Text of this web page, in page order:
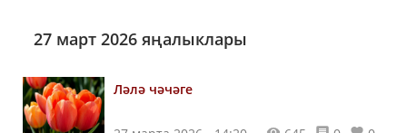
27 март 2026 яңалыклары
Ләлә чәчәге